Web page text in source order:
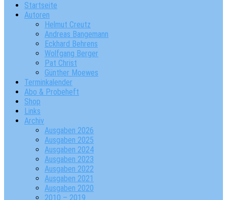
Startseite
Autoren
Helmut Creutz
Andreas Bangemann
Eckhard Behrens
Wolfgang Berger
Pat Christ
Günther Moewes
Terminkalender
Abo & Probeheft
Shop
Links
Archiv
Ausgaben 2026
Ausgaben 2025
Ausgaben 2024
Ausgaben 2023
Ausgaben 2022
Ausgaben 2021
Ausgaben 2020
2010 – 2019